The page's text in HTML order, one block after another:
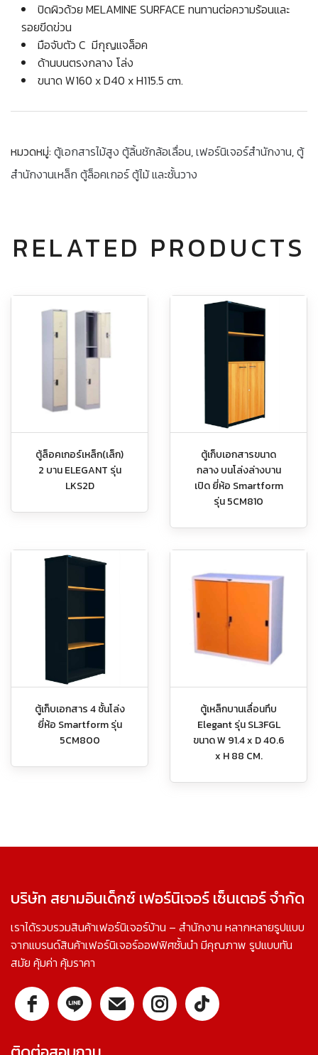
ปิดผิวด้วย MELAMINE SURFACE ทนทานต่อความร้อนและ
รอยขีดข่วน
มือจับตัว C มีกุญแจล็อค
ด้านบนตรงกลาง โล่ง
ขนาด W160 x D40 x H115.5 cm.
หมวดหมู่: ตู้เอกสารไม้สูง ตู้ลิ้นชักล้อเลื่อน,เฟอร์นิเจอร์สำนักงาน,ตู้
สำนักงานเหล็ก ตู้ล็อคเกอร์ ตู้ไม้ และชั้นวาง
RELATED PRODUCTS
ตู้ล็อคเกอร์เหล็ก(เล็ก)
2 บาน ELEGANT รุ่น
LKS2D
ตู้เก็บเอกสารขนาด
กลาง บนโล่งล่างบาน
เปิด ยี่ห้อ Smartform
รุ่น 5CM810
ตู้เก็บเอกสาร 4 ชั้นโล่ง
ยี่ห้อ Smartform รุ่น
5CM800
ตู้เหล็กบานเลื่อนทึบ
Elegant รุ่น SL3FGL
ขนาด W 91.4 x D 40.6
x H 88 CM.
บริษัท สยามอินเด็กซ์ เฟอร์นิเจอร์ เซ็นเตอร์ จำกัด
เราได้รวบรวมสินค้าเฟอร์นิเจอร์บ้าน – สำนักงาน หลากหลายรูปแบบ
จากแบรนด์สินค้าเฟอร์นิเจอร์ออฟฟิศชั้นนำ มีคุณภาพ รูปแบบทัน
สมัย คุ้มค่า คุ้มราคา